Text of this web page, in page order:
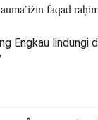
faqad
Engkau